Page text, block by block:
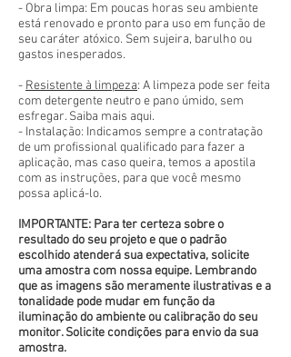
- Obra limpa: Em poucas horas seu ambiente
está renovado e pronto para uso em função de
seu caráter atóxico. Sem sujeira, barulho ou
gastos inesperados.
- Resistente à limpeza: A limpeza pode ser feita
com detergente neutro e pano úmido, sem
esfregar. Saiba mais aqui.
- Instalação: Indicamos sempre a contratação
de um profissional qualificado para fazer a
aplicação, mas caso queira, temos a apostila
com as instruções, para que você mesmo
possa aplicá-lo.
IMPORTANTE: Para ter certeza sobre o
resultado do seu projeto e que o padrão
escolhido atenderá sua expectativa, solicite
uma amostra com nossa equipe. Lembrando
que as imagens são meramente ilustrativas e a
tonalidade pode mudar em função da
iluminação do ambiente ou calibração do seu
monitor. Solicite condições para envio da sua
amostra.